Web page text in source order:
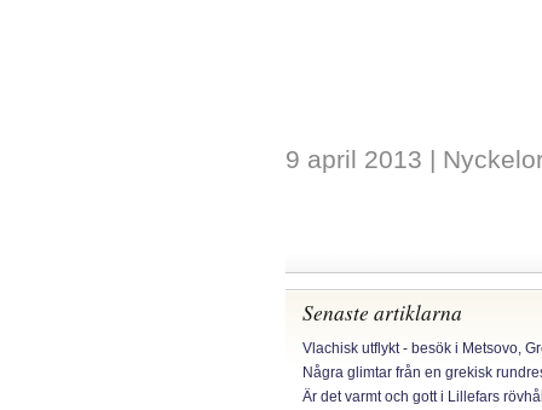
9 april 2013 |
Senaste artiklarna
Vlachisk utflykt - besök i Metsovo,
Några glimtar från en grekisk
Är det varmt och gott i Lillefars